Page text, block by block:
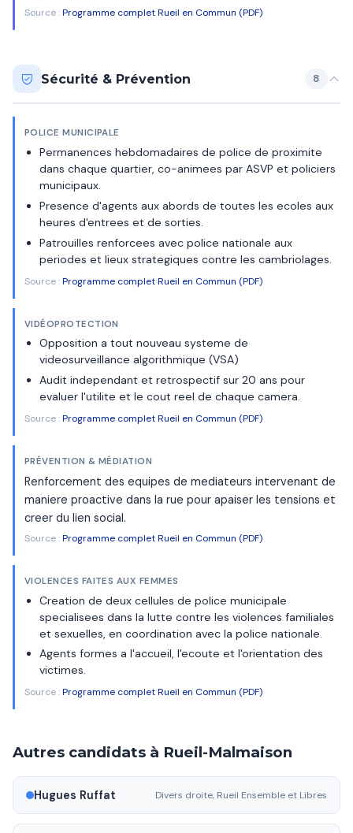
Source :Programme complet Rueil en Commun (PDF)
Sécurité & Prévention 8
POLICE MUNICIPALE
Permanences hebdomadaires de police de proximite
dans chaque quartier, co-animees par ASVP et policiers
municipaux.
Presence d'agents aux abords de toutes les ecoles aux
heures d'entrees et de sorties.
Patrouilles renforcees avec police nationale aux
periodes et lieux strategiques contre les cambriolages.
Source :Programme complet Rueil en Commun (PDF)
VIDÉOPROTECTION
Opposition a tout nouveau systeme de
videosurveillance algorithmique (VSA)
Audit independant et retrospectif sur 20 ans pour
evaluer l'utilite et le cout reel de chaque camera.
Source :Programme complet Rueil en Commun (PDF)
PRÉVENTION & MÉDIATION
Renforcement des equipes de mediateurs intervenant de
maniere proactive dans la rue pour apaiser les tensions et
creer du lien social.
Source :Programme complet Rueil en Commun (PDF)
VIOLENCES FAITES AUX FEMMES
Creation de deux cellules de police municipale
specialisees dans la lutte contre les violences familiales
et sexuelles, en coordination avec la police nationale.
Agents formes a l'accueil, l'ecoute et l'orientation des
victimes.
Source :Programme complet Rueil en Commun (PDF)
Autres candidats à Rueil-Malmaison
Hugues Ruffat Divers droite, Rueil Ensemble et Libres